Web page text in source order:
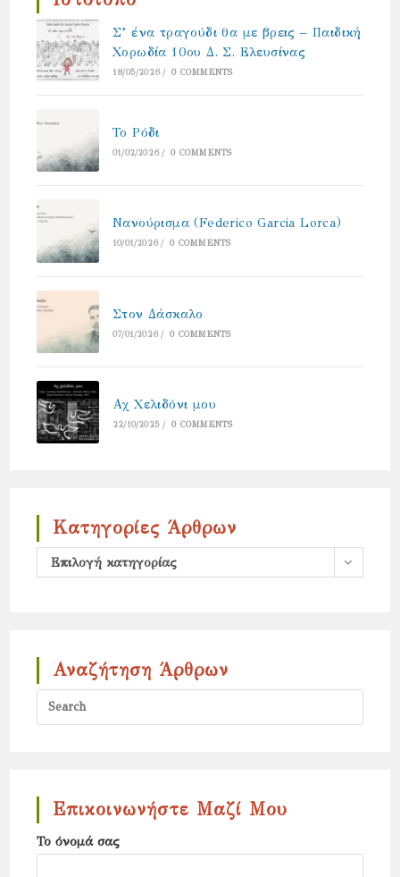
Σ’ ένα τραγούδι θα με βρεις – Παιδική
Χορωδία 10ου Δ. Σ. Ελευσίνας
18/05/2026 / 0 COMMENTS
Το Ρόδι
01/02/2026 / 0 COMMENTS
Νανούρισμα (Federico Garcia Lorca)
10/01/2026 / 0 COMMENTS
Στον Δάσκαλο
07/01/2026 / 0 COMMENTS
Αχ Χελιδόνι μου
22/10/2025 / 0 COMMENTS
Κατηγορίες Άρθρων
Κατηγορίες
Επιλογή κατηγορίας
Αναζήτηση Άρθρων
Επικοινωνήστε Μαζί Μου
Το όνομά σας